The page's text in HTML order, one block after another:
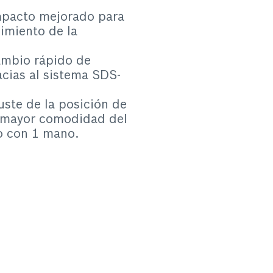
mejorado para
de la
rápido de
al sistema SDS-
de la posición de
comodidad del
con 1 mano.